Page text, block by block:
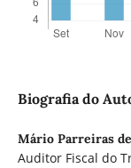
Biografia do
Mário Parreiras
Auditor Fiscal do